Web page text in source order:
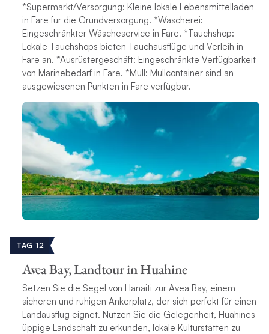
*Supermarkt/Versorgung: Kleine lokale Lebensmittelläden
in Fare für die Grundversorgung. *Wäscherei:
Eingeschränkter Wäscheservice in Fare. *Tauchshop:
Lokale Tauchshops bieten Tauchausflüge und Verleih in
Fare an. *Ausrüstergeschäft: Eingeschränkte Verfügbarkeit
von Marinebedarf in Fare. *Müll: Müllcontainer sind an
ausgewiesenen Punkten in Fare verfügbar.
TAG 12
Avea Bay, Landtour in Huahine
Setzen Sie die Segel von Hanaiti zur Avea Bay, einem
sicheren und ruhigen Ankerplatz, der sich perfekt für einen
Landausflug eignet. Nutzen Sie die Gelegenheit, Huahines
üppige Landschaft zu erkunden, lokale Kulturstätten zu